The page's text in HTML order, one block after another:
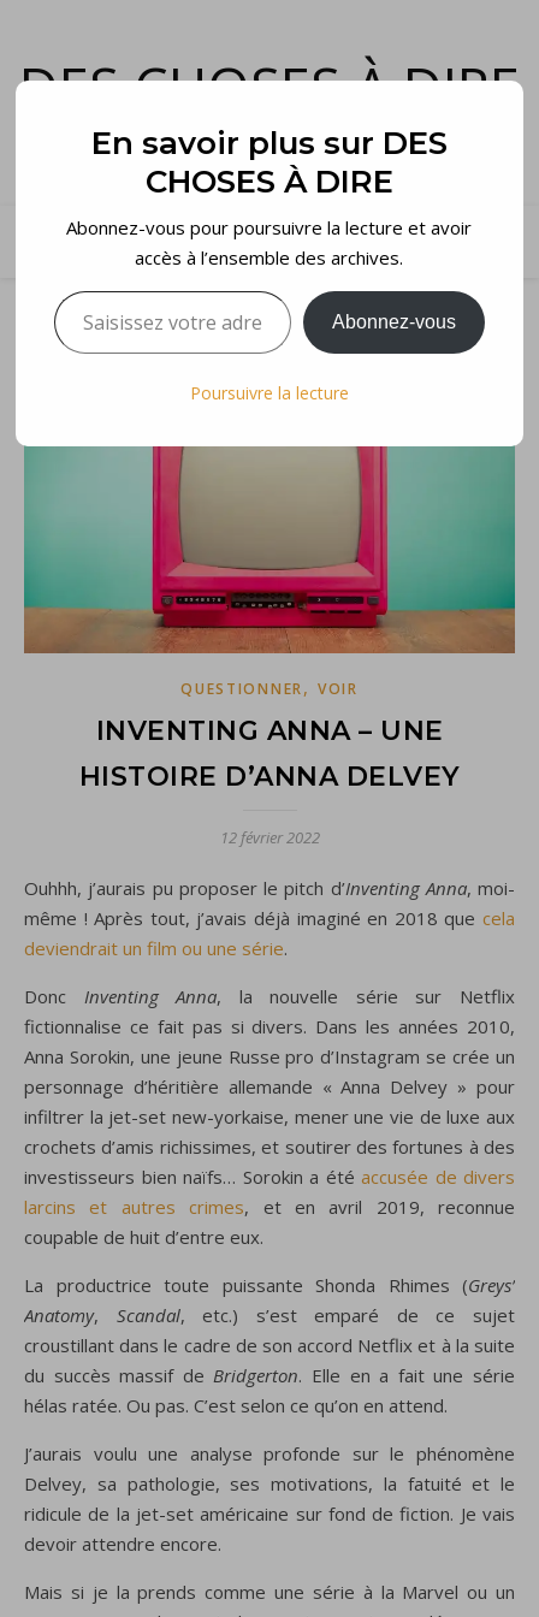
DES CHOSES À DIRE
et voilà…
QUESTIONNER, VOIR
INVENTING ANNA – UNE
HISTOIRE D’ANNA DELVEY
12 février 2022
Ouhhh, j’aurais pu proposer le pitch d’Inventing Anna, moi-
même ! Après tout, j’avais déjà imaginé en 2018 que cela
deviendrait un film ou une série.
Donc Inventing Anna, la nouvelle série sur Netflix
fictionnalise ce fait pas si divers. Dans les années 2010,
Anna Sorokin, une jeune Russe pro d’Instagram se crée un
personnage d’héritière allemande « Anna Delvey » pour
infiltrer la jet-set new-yorkaise, mener une vie de luxe aux
crochets d’amis richissimes, et soutirer des fortunes à des
investisseurs bien naïfs… Sorokin a été accusée de divers
larcins et autres crimes, et en avril 2019, reconnue
coupable de huit d’entre eux.
La productrice toute puissante Shonda Rhimes (Greys’
Anatomy, Scandal, etc.) s’est emparé de ce sujet
croustillant dans le cadre de son accord Netflix et à la suite
du succès massif deBridgerton. Elle en a faitune série
hélas ratée. Ou pas. C’est selon ce qu’on en attend.
J’aurais voulu une analyse profonde sur le phénomène
Delvey, sa pathologie, ses motivations, la fatuité et le
ridicule de la jet-set américaine sur fond de fiction. Je vais
devoir attendre encore.
Mais si je la prends comme une série à la Marvel ou un
En savoir plus sur DES
CHOSES À DIRE
Abonnez-vous pour poursuivre la lecture et avoir
accès à l’ensemble des archives.
Saisissez votre adresse e-mail…
Abonnez-vous
Poursuivre la lecture